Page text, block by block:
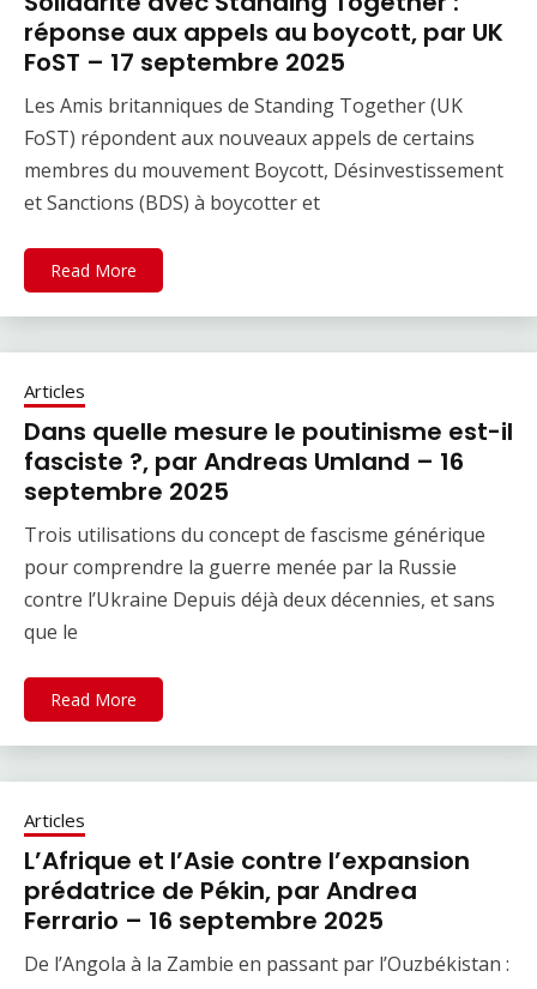
réponse aux appels au boycott, par UK
FoST – 17 septembre 2025
Les Amis britanniques de Standing Together (UK
FoST) répondent aux nouveaux appels de certains
membres du mouvement Boycott, Désinvestissement
et Sanctions (BDS) à boycotter et
Read More
Articles
Dans quelle mesure le poutinisme est-il
fasciste ?, par Andreas Umland – 16
septembre 2025
Trois utilisations du concept de fascisme générique
pour comprendre la guerre menée par la Russie
contre l’Ukraine Depuis déjà deux décennies, et sans
que le
Read More
Articles
L’Afrique et l’Asie contre l’expansion
prédatrice de Pékin, par Andrea
Ferrario – 16 septembre 2025
De l’Angola à la Zambie en passant par l’Ouzbékistan :